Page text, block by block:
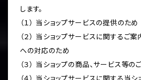
します。
（１） 当ショップサービスの提供のため
（２） 当ショップサービスに関するご
への対応のため
（３） 当ショップの商品、サービス等の